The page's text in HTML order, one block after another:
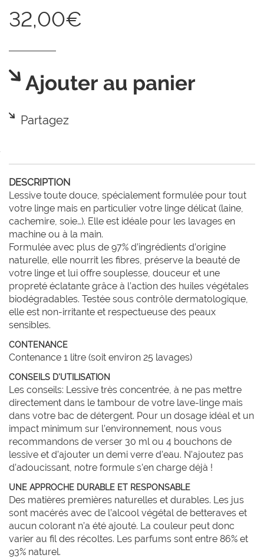
32,00€
Ajouter au panier
Partagez
DESCRIPTION
Lessive toute douce, spécialement formulée pour tout
votre linge mais en particulier votre linge délicat (laine,
cachemire, soie…). Elle est idéale pour les lavages en
machine ou à la main.
Formulée avec plus de 97% d’ingrédients d’origine
naturelle, elle nourrit les fibres, préserve la beauté de
votre linge et lui offre souplesse, douceur et une
propreté éclatante grâce à l’action des huiles végétales
biodégradables. Testée sous contrôle dermatologique,
elle est non-irritante et respectueuse des peaux
sensibles.
CONTENANCE
Contenance 1 litre (soit environ 25 lavages)
CONSEILS D'UTILISATION
Les conseils: Lessive très concentrée, à ne pas mettre
directement dans le tambour de votre lave-linge mais
dans votre bac de détergent. Pour un dosage idéal et un
impact minimum sur l’environnement, nous vous
recommandons de verser 30 ml ou 4 bouchons de
lessive et d’ajouter un demi verre d’eau. N’ajoutez pas
d’adoucissant, notre formule s’en charge déjà !
UNE APPROCHE DURABLE ET RESPONSABLE
Des matières premières naturelles et durables. Les jus
sont macérés avec de l’alcool végétal de betteraves et
aucun colorant n’a été ajouté. La couleur peut donc
varier au fil des récoltes. Les parfums sont entre 86% et
93% naturel.